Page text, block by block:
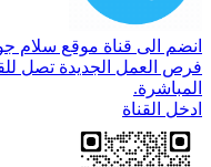
انضم الى قناة موقع سلام
فرص العمل الجديدة تصل
المباشرة.
ادخل القناة